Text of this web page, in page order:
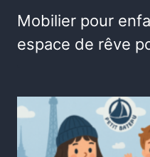
Mobilier pour
espace de rêve